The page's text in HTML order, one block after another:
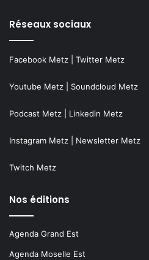
Réseaux sociaux
Facebook Metz Twitter Metz
Youtube Metz Soundcloud Metz
Podcast Metz Linkedin Metz
Instagram Metz Newsletter Metz
Twitch Metz
Nos éditions
Agenda Grand Est
Agenda Moselle Est